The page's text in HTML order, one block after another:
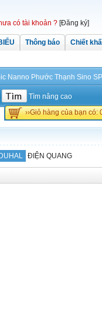
có tài khoản ? [Đăng ký]
Thông báo Chiết
Nanno Phước Thạnh Sino SP
Tìm nâng cao
››Giỏ hàng của bạn
DUHAL ĐIỆN QUANG